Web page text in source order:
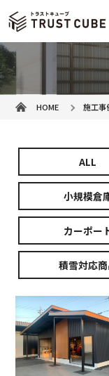
HOME 施工事
ALL
小規模倉
カーポー
積雪対応